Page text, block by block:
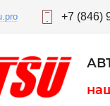
+7 (846)